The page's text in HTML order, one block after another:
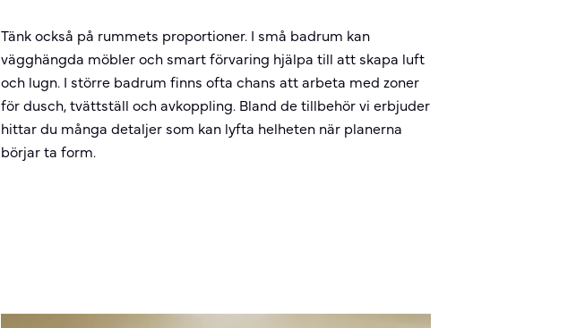
Tänk också på rummets proportioner. I små badrum kan
vägghängda möbler och smart förvaring hjälpa till att skapa luft
och lugn. I större badrum finns ofta chans att arbeta med zoner
för dusch, tvättställ och avkoppling. Bland de tillbehör vi erbjuder
hittar du många detaljer som kan lyfta helheten när planerna
börjar ta form.